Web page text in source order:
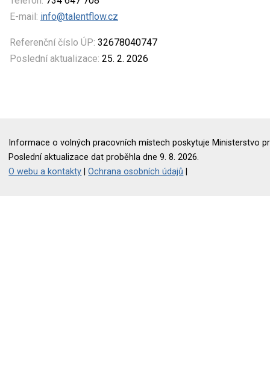
E-mail: info@talentflow.cz
Referenční číslo ÚP: 32678040747
Poslední aktualizace: 25. 2. 2026
Informace o volných pracovních místech poskytuje Ministerstvo
Poslední aktualizace dat proběhla dne 9. 8. 2026.
O webu a kontakty |Ochrana osobních údajů